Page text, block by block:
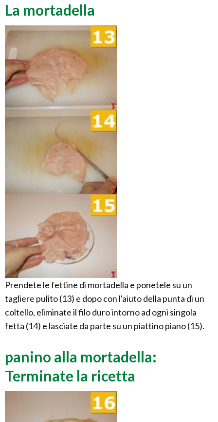
La mortadella
Prendete le fettine di mortadella e ponetele su un
tagliere pulito (13) e dopo con l'aiuto della punta di un
coltello, eliminate il filo duro intorno ad ogni singola
fetta (14) e lasciate da parte su un piattino piano (15).
panino alla mortadella:
Terminate la ricetta